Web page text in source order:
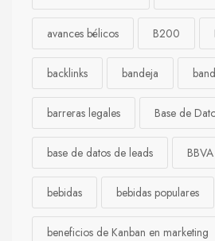
avances bélicos B200
backlinks bandeja
barreras legales Base de
base de datos de leads BBVA
bebidas bebidas populares
beneficios de Kanban en marketing